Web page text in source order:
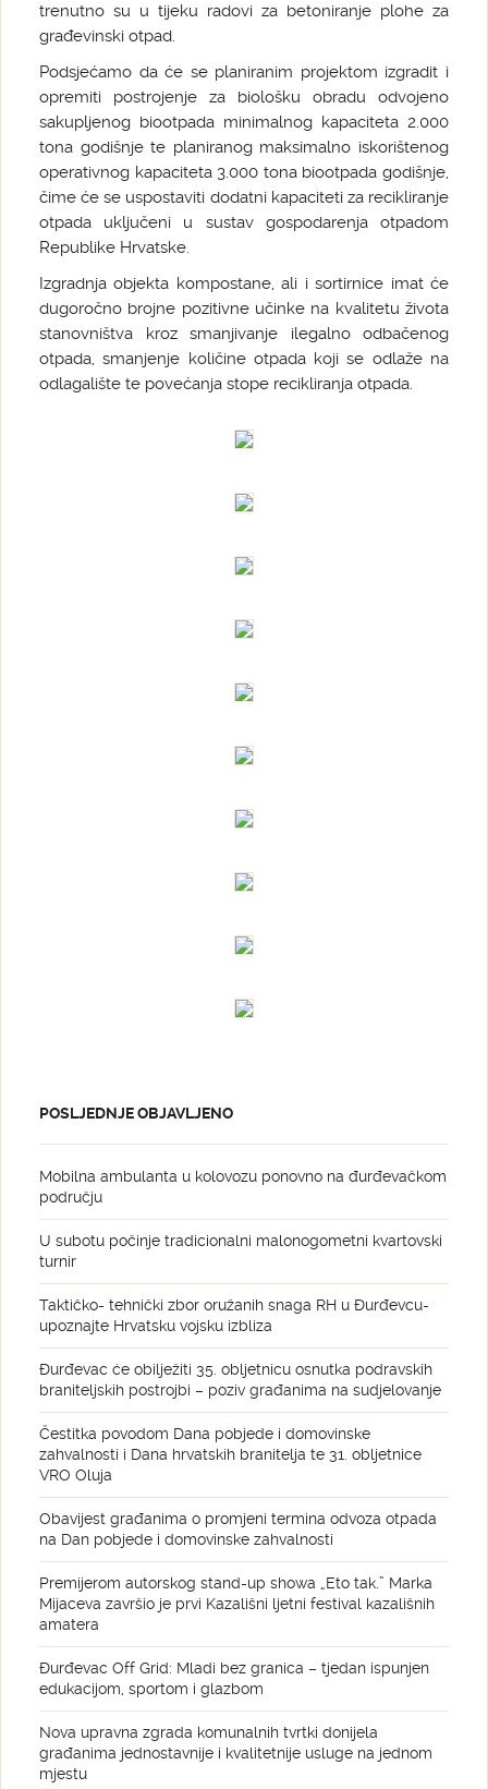
trenutno su u tijeku radovi za betoniranje plohe za
građevinski otpad.
Podsjećamo da će se planiranim projektom izgradit i
opremiti postrojenje za biološku obradu odvojeno
sakupljenog biootpada minimalnog kapaciteta 2.000
tona godišnje te planiranog maksimalno iskorištenog
operativnog kapaciteta 3.000 tona biootpada godišnje,
čime će se uspostaviti dodatni kapaciteti za recikliranje
otpada uključeni u sustav gospodarenja otpadom
Republike Hrvatske.
Izgradnja objekta kompostane, ali i sortirnice imat će
dugoročno brojne pozitivne učinke na kvalitetu života
stanovništva kroz smanjivanje ilegalno odbačenog
otpada, smanjenje količine otpada koji se odlaže na
odlagalište te povećanja stope recikliranja otpada.
POSLJEDNJE OBJAVLJENO
Mobilna ambulanta u kolovozu ponovno na đurđevačkom
području
U subotu počinje tradicionalni malonogometni kvartovski
turnir
Taktičko- tehnički zbor oružanih snaga RH u Đurđevcu-
upoznajte Hrvatsku vojsku izbliza
Đurđevac će obilježiti 35. obljetnicu osnutka podravskih
braniteljskih postrojbi – poziv građanima na sudjelovanje
Čestitka povodom Dana pobjede i domovinske
zahvalnosti i Dana hrvatskih branitelja te 31. obljetnice
VRO Oluja
Obavijest građanima o promjeni termina odvoza otpada
na Dan pobjede i domovinske zahvalnosti
Premijerom autorskog stand-up showa „Eto tak.” Marka
Mijaceva završio je prvi Kazališni ljetni festival kazališnih
amatera
Đurđevac Off Grid: Mladi bez granica – tjedan ispunjen
edukacijom, sportom i glazbom
Nova upravna zgrada komunalnih tvrtki donijela
građanima jednostavnije i kvalitetnije usluge na jednom
mjestu